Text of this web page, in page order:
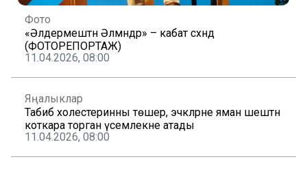
Фото
«Әлдермештән Әлмәндәр» – кабат сәхнәдә
(ФОТОРЕПОРТАЖ)
11.04.2026, 08:00
Яңалыклар
Табиб холестеринны төшерә, эчәкләрне яман шештән
коткара торган үсемлекне атады
11.04.2026, 08:00